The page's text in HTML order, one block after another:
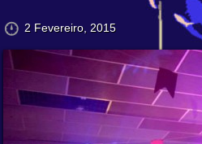
2 Fevereiro, 2015